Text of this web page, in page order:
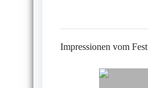
Impressionen vom Fest